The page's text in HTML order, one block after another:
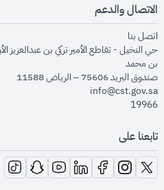
الاتصال والدعم
اتصل بنا
حي النخيل - تقاطع الأمير تركي بن عبدالعزيز
بن محمد
صندوق البريد 75606 – الرياض 11588
info@cst.gov.sa
19966
تابعنا على
opens in new window
opens in new window
opens in new window
opens in new window
in new window
window